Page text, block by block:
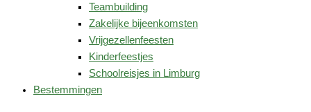
Teambuilding
Zakelijke bijeenkomsten
Vrijgezellenfeesten
Kinderfeestjes
Schoolreisjes in Limburg
Bestemmingen